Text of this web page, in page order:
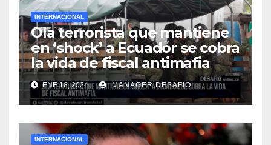
INTERNACIONAL
Ola terrorista que mantiene
en ‘shock’ a Ecuador se cobra
la vida de fiscal antimafia
ENE 18, 2024 MANAGER.DESAFIO
INTERNACIONAL